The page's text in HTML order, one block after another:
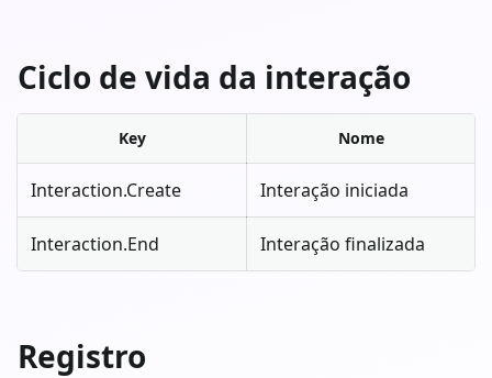
Ciclo de vida da interação
Key Nome
Interaction.Create Interação iniciada
Interaction.End Interação finalizada
Registro